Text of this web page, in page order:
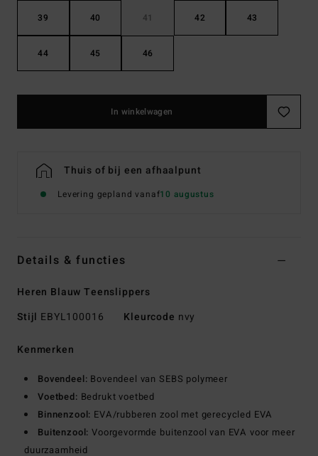
39 40 41 42 43
44 45 46
In winkelwagen
Thuis of bij een afhaalpunt
Levering gepland vanaf10 augustus
Details & functies
Heren Blauw Teenslippers
Stijl EBYL100016 Kleurcode nvy
Kenmerken
Bovendeel: Bovendeel van SEBS polymeer
Voetbed: Bedrukt voetbed
Binnenzool: EVA/rubberen zool met gerecycled EVA
Buitenzool: Voorgevormde buitenzool van EVA voor meer
duurzaamheid